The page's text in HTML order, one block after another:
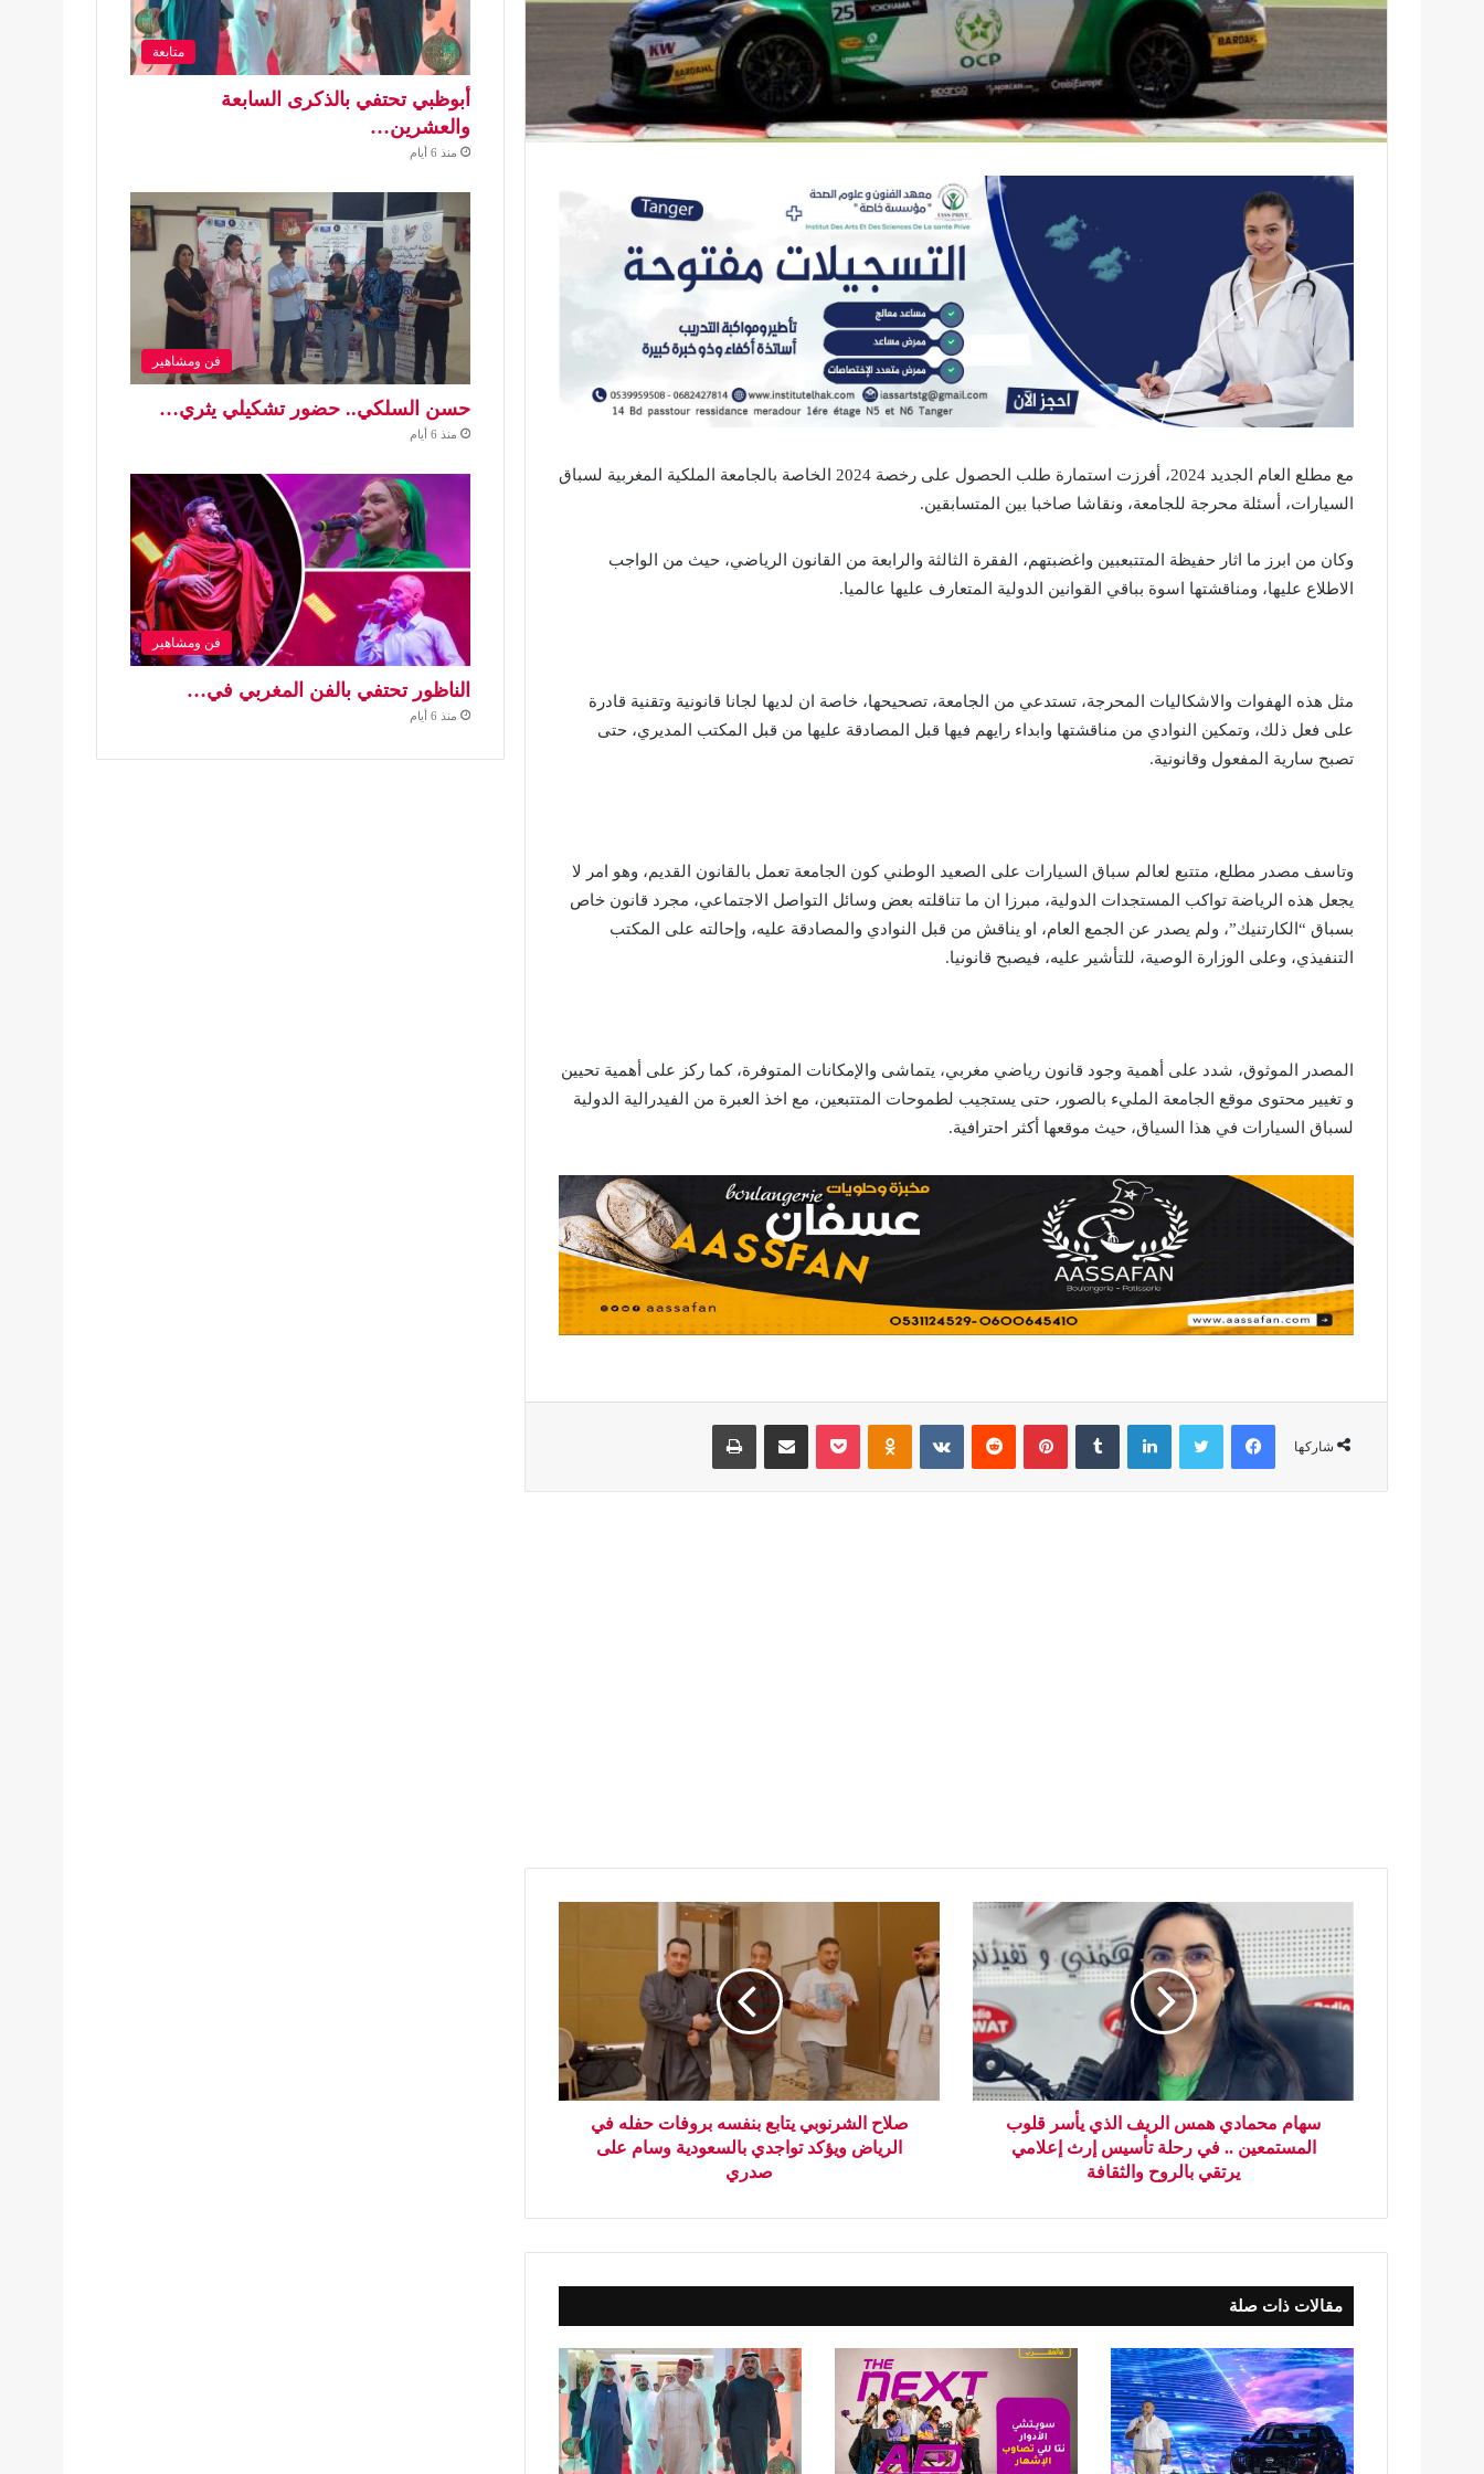
مع مطلع العام الجديد 2024، أفرزت استمارة طلب الحصول على رخصة 2024 الخاصة بالجامعة الملكية المغربية لسباق
السيارات، أسئلة محرجة للجامعة، ونقاشا صاخبا بين المتسابقين.
وكان من ابرز ما اثار حفيظة المتتبعبين واغضبتهم، الفقرة الثالثة والرابعة من القانون الرياضي، حيث من الواجب
الاطلاع عليها، ومناقشتها اسوة بباقي القوانين الدولية المتعارف عليها عالميا.
مثل هذه الهفوات والاشكاليات المحرجة، تستدعي من الجامعة، تصحيحها، خاصة ان لديها لجانا قانونية وتقنية قادرة
على فعل ذلك، وتمكين النوادي من مناقشتها وابداء رايهم فيها قبل المصادقة عليها من قبل المكتب المديري، حتى
تصبح سارية المفعول وقانونية.
وتاسف مصدر مطلع، متتبع لعالم سباق السيارات على الصعيد الوطني كون الجامعة تعمل بالقانون القديم، وهو امر لا
يجعل هذه الرياضة تواكب المستجدات الدولية، مبرزا ان ما تناقلته بعض وسائل التواصل الاجتماعي، مجرد قانون خاص
بسباق “الكارتنيك”، ولم يصدر عن الجمع العام، او يناقش من قبل النوادي والمصادقة عليه، وإحالته على المكتب
التنفيذي، وعلى الوزارة الوصية، للتأشير عليه، فيصبح قانونيا.
المصدر الموثوق، شدد على أهمية وجود قانون رياضي مغربي، يتماشى والإمكانات المتوفرة، كما ركز على أهمية تحيين
و تغيير محتوى موقع الجامعة المليء بالصور، حتى يستجيب لطموحات المتتبعين، مع اخذ العبرة من الفيدرالية الدولية
لسباق السيارات في هذا السياق، حيث موقعها أكثر احترافية.
شاركها
فيسبوك تويتر لينكدإن بينتيريست Odnoklassniki
بوكيت مشاركة عبر البريد طباعة
سهام محمادي همس الريف الذي يأسر قلوب
المستمعين .. في رحلة تأسيس إرث إعلامي
يرتقي بالروح والثقافة
صلاح الشرنوبي يتابع بنفسه بروفات حفله في
الرياض ويؤكد تواجدي بالسعودية وسام على
صدري
مقالات ذات صلة
متابعة
أبوظبي تحتفي بالذكرى السابعة
والعشرين…
منذ 6 أيام
فن ومشاهير
حسن السلكي.. حضور تشكيلي يثري…
منذ 6 أيام
فن ومشاهير
الناظور تحتفي بالفن المغربي في…
منذ 6 أيام